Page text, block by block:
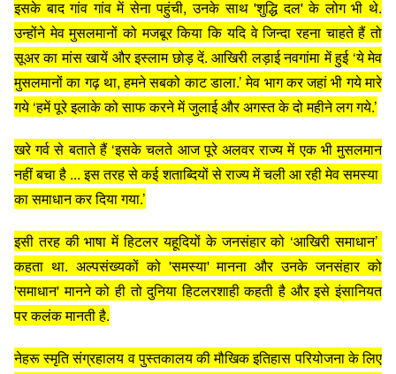
इसके बाद गांव गांव में सेना पहुंची, उनके साथ 'शुद्धि दल' के लोग भी थे.
उन्होंने मेव मुसलमानों को मजबूर किया कि यदि वे जिन्दा रहना चाहते हैं तो
सूअर का मांस खायें और इस्लाम छोड़ दें. आखिरी लड़ाई नवगांमा में हुई ‘ये मेव
मुसलमानों का गढ़ था, हमने सबको काट डाला.’ मेव भाग कर जहां भी गये मारे
गये ‘हमें पूरे इलाके को साफ करने में जुलाई और अगस्त के दो महीने लग गये.’
खरे गर्व से बताते हैं ‘इसके चलते आज पूरे अलवर राज्य में एक भी मुसलमान
नहीं बचा है ... इस तरह से कई शताब्दियों से राज्य में चली आ रही मेव समस्या
का समाधान कर दिया गया.’
इसी तरह की भाषा में हिटलर यहूदियों के जनसंहार को ‘आखिरी समाधान’
कहता था. अल्पसंख्यकों को 'समस्या' मानना और उनके जनसंहार को
'समाधान' मानने को ही तो दुनिया हिटलरशाही कहती है और इसे इंसानियत
पर कलंक मानती है.
नेहरू स्मृति संग्रहालय व पुस्तकालय की मौखिक इतिहास परियोजना के लिए